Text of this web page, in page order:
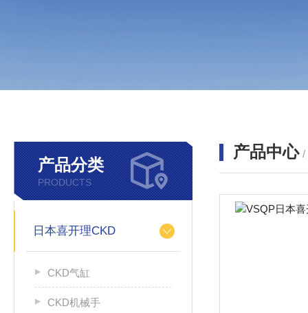
产品分类
PRODUCTS
日本喜开理CKD
CKD气缸
CKD机械手
产品中心 /